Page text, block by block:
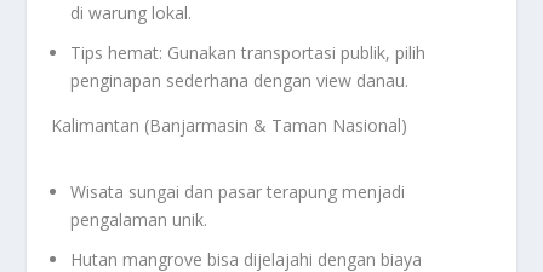
di warung lokal.
Tips hemat: Gunakan transportasi publik, pilih
penginapan sederhana dengan view danau.
Kalimantan (Banjarmasin & Taman Nasional)
Wisata sungai dan pasar terapung menjadi
pengalaman unik.
Hutan mangrove bisa dijelajahi dengan biaya